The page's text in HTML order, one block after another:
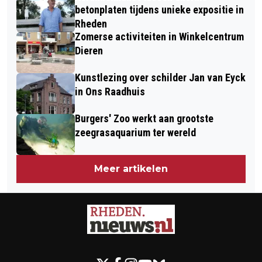
E.O.
OUDE JAN VELPbetonplaten tijdens unieke expositie in
Rheden
Zomerse activiteiten in Winkelcentrum
Dieren
Kunstlezing over schilder Jan van Eyck
in Ons Raadhuis
Burgers' Zoo werkt aan grootste
zeegrasaquarium ter wereld
Meer artikelen